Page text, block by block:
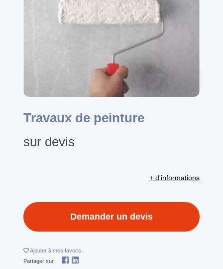
Travaux de peinture
sur devis
+ d'informations
Demander un devis
Ajouter à mes favoris
Partager sur